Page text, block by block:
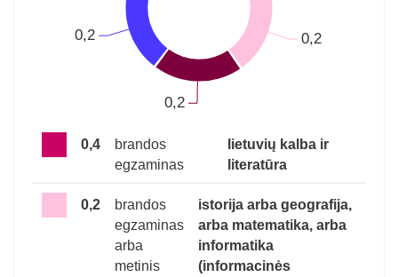
0,4
brandos
egzaminas
lietuvių kalba ir
literatūra
0,2
brandos
egzaminas
arba
metinis
istorija arba geografija,
arba matematika, arba
informatika
(informacinės